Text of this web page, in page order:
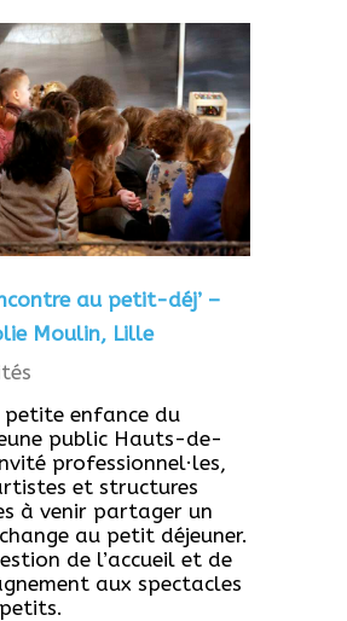
au petit-déj’ –
Moulin, Lille
petite enfance du
public Hauts-de-
professionnel·les,
et structures
à venir partager un
au petit déjeuner.
de l’accueil et de
aux spectacles